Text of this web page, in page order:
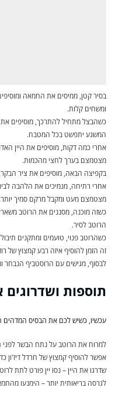
בסיר קטן, ממיסים את החמאה
ומשחים קלות.
כשהבצל מתחיל להתרכך, מוסיפים
המשגע יתפשט בכל המטבח.
אחרי כמה דקות, מוסיפים את היין
מצטמצם בערך לחצי מהכמות.
בקפיצה הבאה, מוסיפים את ציר הבקר,
מצטמצם מעט ומקבל מרקם סמיך יותר.
כשזה מוכנה, מסננים את הרוטב
הרוטב לסיר.
כשהרוטב פנוי, טועמים ומתקנים
זה הזמן להוסיף איזה רבע קמצוץ של
לבסוף, מגישים עם הרוסטביף הנבחר
תוספות ושדרוגים
עכשיו, כשיש לכם את הבסיס המדהים
למרוח את הרוטב על נתח הבשר לפני
אפשר להוסיף קמצוץ של חרדל דיז'ון
שדרגו את היין – נסו יין פורט לתת
לגרסה בריאותית יותר – הימנעו